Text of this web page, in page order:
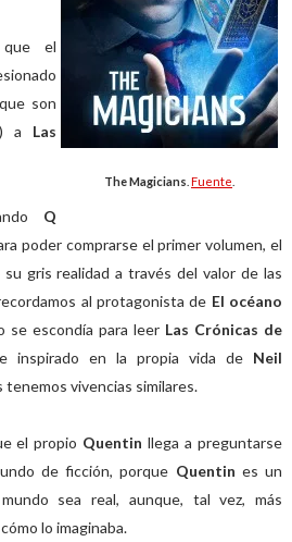
The Magicians .Fuente
el
son
a Las
Q
poder comprarse el primer volumen, el
gris realidad a través del valor de las
al protagonista de El océano
se escondía para leer Las Crónicas de
inspirado en la propia vida de Neil
tenemos vivencias similares.
el propio Quentinllega a preguntarse
de ficción, porque Quentin es un
sea real, aunque, tal vez, más
lo imaginaba.